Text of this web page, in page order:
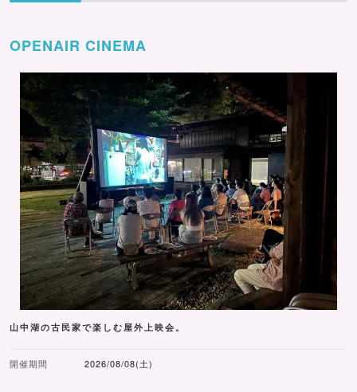
OPENAIR CINEMA
山中湖の古民家で楽しむ屋外上映会。
開催期間 2026/08/08(土)